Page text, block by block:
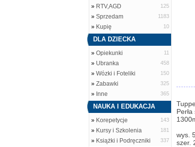
» RTV,AGD 125
» Sprzedam 1183
» Kupię 10
DLA DZIECKA
» Opiekunki 11
» Ubranka 458
» Wózki i Foteliki 150
» Zabawki 325
» Inne 365
NAUKA I EDUKACJA
» Korepetycje 143
» Kursy i Szkolenia 181
» Książki i Podręczniki 337
Perła
wys.
szer.